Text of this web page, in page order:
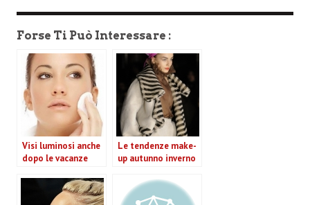
Forse Ti Può Interessare :
Visi luminosi anche
dopo le vacanze
Le tendenze make-
up autunno inverno